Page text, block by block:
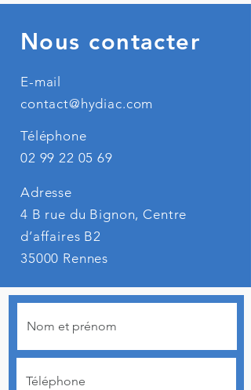
Nous contacter
E-mail
contact@hydiac.com
Téléphone
02 99 22 05 69
Adresse
4 B rue du Bignon, Centre
d’affaires B2
35000 Rennes